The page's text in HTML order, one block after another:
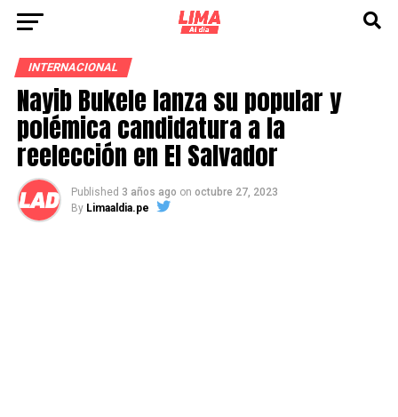
INTERNACIONAL
Nayib Bukele lanza su popular y
polémica candidatura a la
reelección en El Salvador
Published 3 años ago on octubre 27, 2023
By Limaaldia.pe